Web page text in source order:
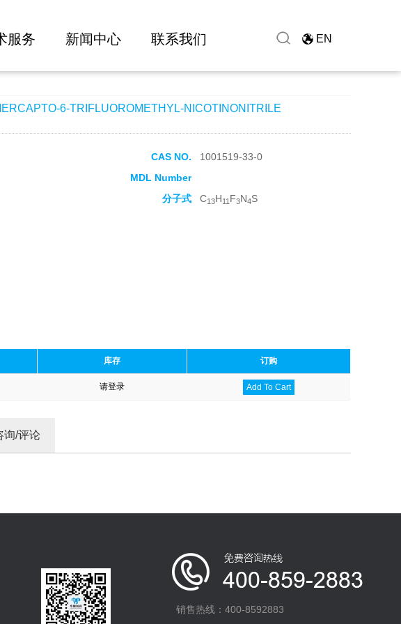
服务 新闻中心 联系我们 EN
NICOTINONITRILE
6-TRIFLUOROMETHYL-NICOTINONITRILE
CAS NO.
1001519-33-0
MDL Number
分子式 C13H11 F3N4S
库存 订购
请登录 Add To Cart
询/评论
销售热线：400-8592883